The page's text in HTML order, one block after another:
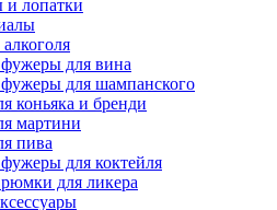
лопатки
для вина
для шампанского
коньяка и бренди
мартини
пива
для коктейля
для ликера